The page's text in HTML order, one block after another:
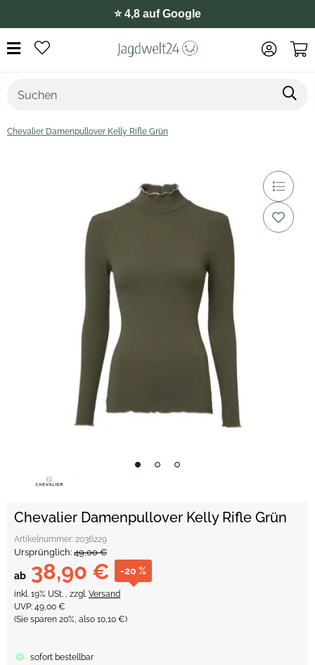
⭐️ 4,8 auf Google
Chevalier Damenpullover Kelly Rifle Grün
Chevalier Damenpullover Kelly Rifle Grün
Artikelnummer: 2036229
Ursprünglich: 49,00 €
ab 38,90 € -20 %
inkl. 19% USt. , zzgl. Versand
UVP: 49,00 €
(Sie sparen 20%, also 10,10 €)
sofort bestellbar